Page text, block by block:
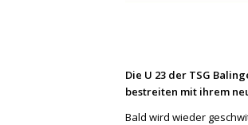
Die U 23 der TSG
bestreiten mit ihrem
Bald wird wieder